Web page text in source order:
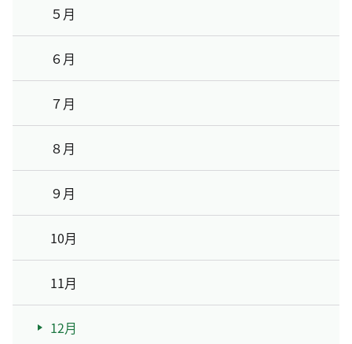
５月
６月
７月
８月
９月
10月
11月
12月